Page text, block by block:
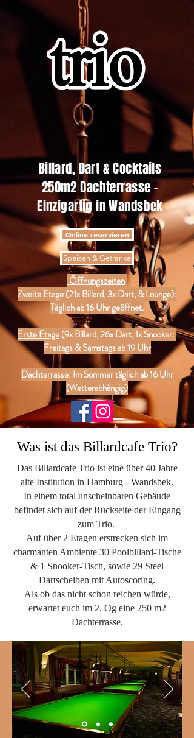
Billard, Dart & Cocktails
250m2 Dachterrasse -
Einzigartig in Wandsbek
Online reservieren
Speisen & Getränke
Öffnungszeiten
Zweite Etage(21x Billard, 3x Dart, & Lounge):
Täglich ab 16 Uhr geöffnet.
Erste Etage(9x Billard, 26x Dart, 1x Snooker:
Freitags & Samstags ab 19 Uhr
Dachterrasse: Im Sommer täglich ab 16 Uhr
(Wetterabhängig)
Was ist das Billardcafe Trio?
Das Billardcafe Trio ist eine über 40 Jahre
alte Institution in Hamburg - Wandsbek.
In einem total unscheinbaren Gebäude
befindet sich auf der Rückseite der Eingang
zum Trio.
Auf über 2 Etagen erstrecken sich im
charmanten Ambiente 30 Poolbillard-Tische
& 1 Snooker-Tisch, sowie 29 Steel
Dartscheiben mit Autoscoring.
Als ob das nicht schon reichen würde,
erwartet euch im 2. Og eine 250 m2
Dachterrasse.